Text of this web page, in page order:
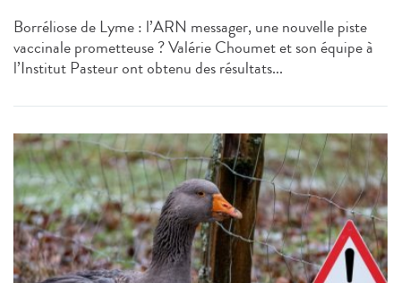
Borréliose de Lyme : l’ARN messager, une nouvelle piste
vaccinale prometteuse ? Valérie Choumet et son équipe à
l’Institut Pasteur ont obtenu des résultats...